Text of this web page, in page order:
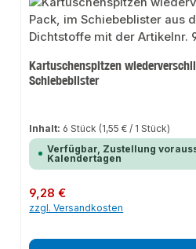
Kartuschenspitzen
Schiebeblister
Inhalt: 6 Stück (1,55 € / 1 Stück)
Verfügbar, Zustellung
Kalendertagen
Regulärer Preis:
9,28 €
zzgl. Versandkosten